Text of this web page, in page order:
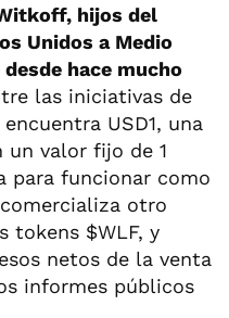
hijos del
Unidos a Medio
hace mucho
las iniciativas de
USD1, una
un valor fijo de 1
para funcionar como
otro
tokens $WLF, y
netos de la venta
informes públicos